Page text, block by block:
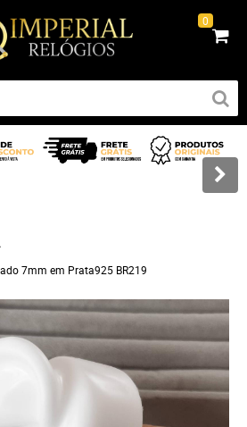
0
7mm em Prata925 BR219